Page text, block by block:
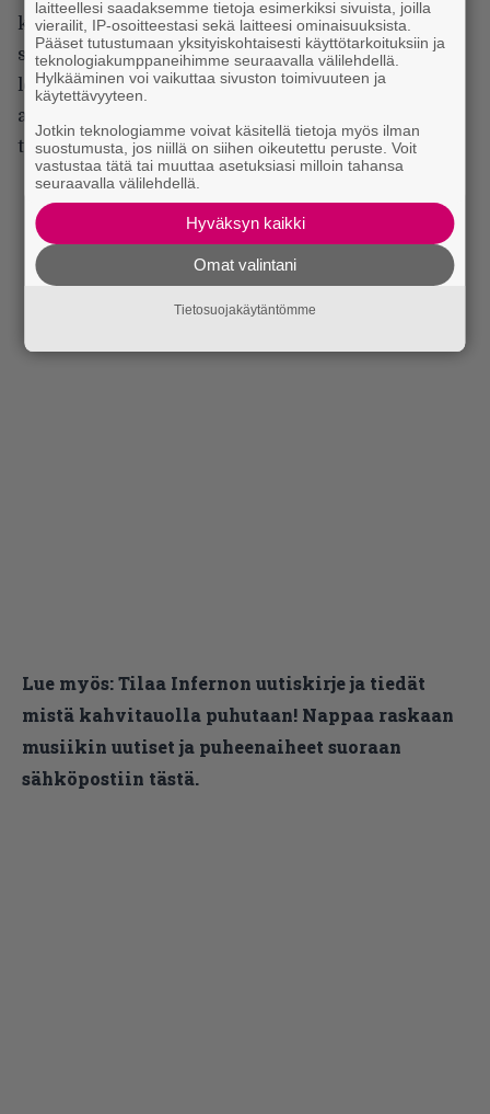
kappaleista, jonka tarttuva melodia kuvaa
suomalaista surumielistä luonteenlaatua, josta
löytyy myös kauneutta tai jopa pelkoa aiheuttavaa
aavemaisuutta niille joille se ei ole synnynnäisesti
tuttua.
Lue myös:Tilaa Infernon uutiskirje ja tiedät
mistä kahvitauolla puhutaan! Nappaa raskaan
musiikin uutiset ja puheenaiheet suoraan
sähköpostiin tästä.
laitteellesi saadaksemme tietoja esimerkiksi sivuista, joilla
vierailit, IP-osoitteestasi sekä laitteesi ominaisuuksista.
Pääset tutustumaan yksityiskohtaisesti käyttötarkoituksiin ja
teknologiakumppaneihimme seuraavalla välilehdellä.
Hylkääminen voi vaikuttaa sivuston toimivuuteen ja
käytettävyyteen.
Jotkin teknologiamme voivat käsitellä tietoja myös ilman
suostumusta, jos niillä on siihen oikeutettu peruste. Voit
vastustaa tätä tai muuttaa asetuksiasi milloin tahansa
seuraavalla välilehdellä.
Hyväksyn kaikki
Omat valintani
Tietosuojakäytäntömme